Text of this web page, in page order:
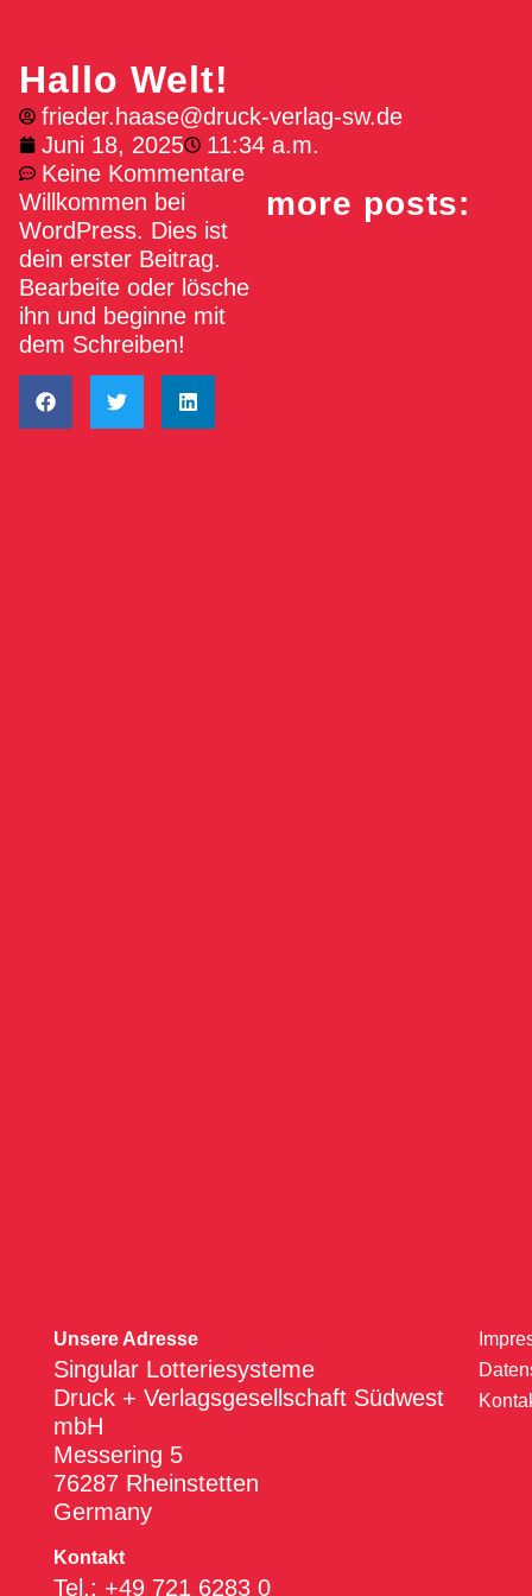
Hallo Welt!
frieder.haase@druck-verlag-sw.de
Juni 18, 2025
11:34 a.m.
Keine Kommentare
Willkommen bei
WordPress. Dies ist
dein erster Beitrag.
Bearbeite oder lösche
ihn und beginne mit
dem Schreiben!
more posts:
Unsere Adresse
Singular Lotteriesysteme
Druck + Verlagsgesellschaft Südwest
mbH
Messering 5
76287 Rheinstetten
Germany
Kontakt
Tel.: +49 721 6283 0